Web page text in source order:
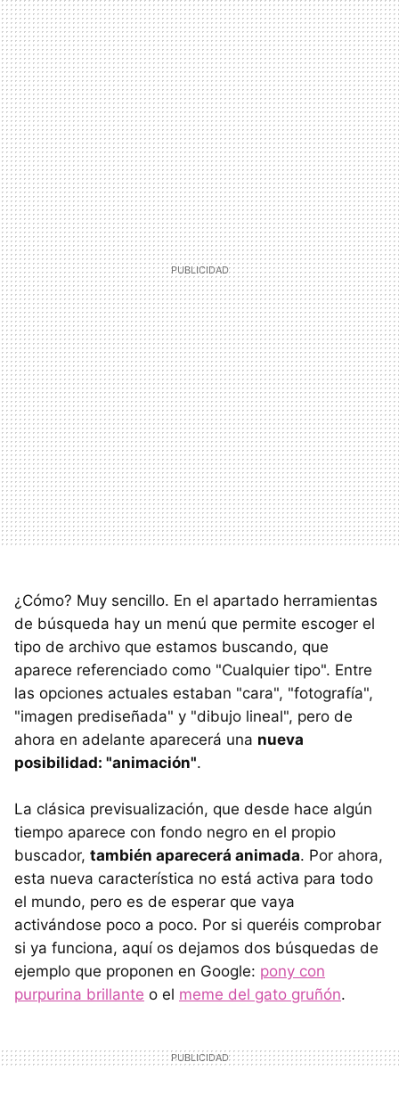
¿Cómo? Muy sencillo. En el apartado herramientas
de búsqueda hay un menú que permite escoger el
tipo de archivo que estamos buscando, que
aparece referenciado como "Cualquier tipo". Entre
las opciones actuales estaban "cara", "fotografía",
"imagen prediseñada" y "dibujo lineal", pero de
ahora en adelante aparecerá una nueva
posibilidad: "animación".
La clásica previsualización, que desde hace algún
tiempo aparece con fondo negro en el propio
buscador, también aparecerá animada. Por ahora,
esta nueva característica no está activa para todo
el mundo, pero es de esperar que vaya
activándose poco a poco. Por si queréis comprobar
si ya funciona, aquí os dejamos dos búsquedas de
ejemplo que proponen en Google: pony con
purpurina brillante o el meme del gato gruñón.